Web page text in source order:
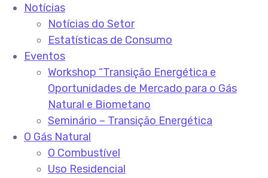
Notícias
Notícias do Setor
Estatísticas de Consumo
Eventos
Workshop “Transição Energética e
Oportunidades de Mercado para o Gás
Natural e Biometano
Seminário – Transição Energética
O Gás Natural
O Combustível
Uso Residencial